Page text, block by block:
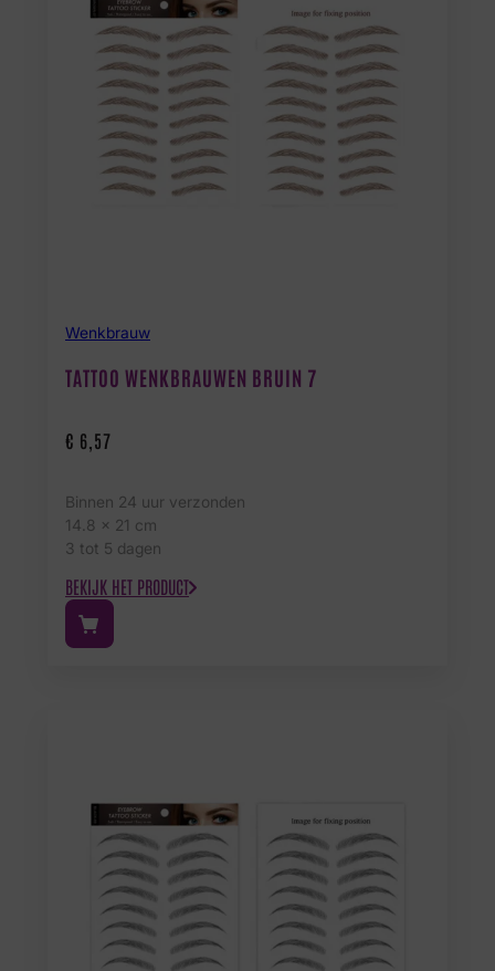
Wenkbrauw
TATTOO WENKBRAUWEN BRUIN 7
€ 6,57
Binnen 24 uur verzonden
14.8 x 21 cm
3 tot 5 dagen
BEKIJK HET PRODUCT